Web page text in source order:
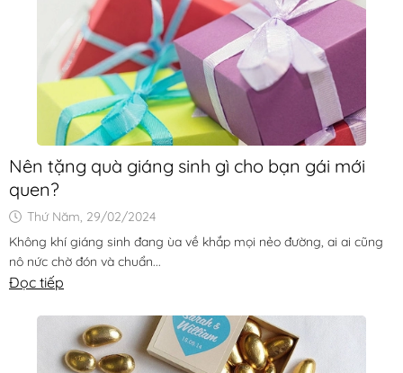
Nên tặng quà giáng sinh gì cho bạn gái mới
quen?
Thứ Năm, 29/02/2024
Không khí giáng sinh đang ùa về khắp mọi nẻo đường, ai ai cũng
nô nức chờ đón và chuẩn...
Đọc tiếp